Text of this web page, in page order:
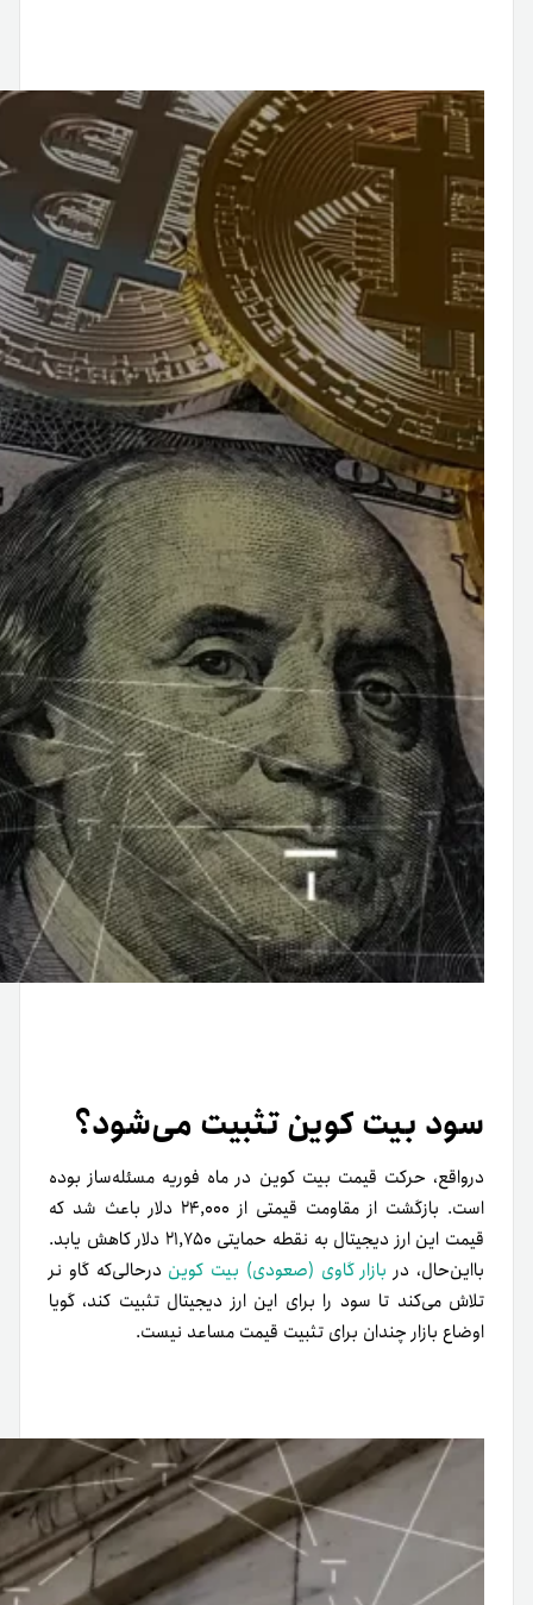
سود بیت کوین تثبیت می‌شود؟
در‌واقع، حرکت قیمت بیت کوین در ماه فوریه مسئله‌ساز بوده
است. بازگشت از مقاومت قیمتی از ۲۴,۰۰۰ دلار باعث شد که
قیمت این ارز دیجیتال به نقطه حمایتی ۲۱,۷۵۰ دلار کاهش یابد.
با‌این‌حال، در بازار گاوی (صعودی) بیت کوین در‌حالی‌که گاو نر
تلاش می‌کند تا سود را برای این ارز دیجیتال تثبیت کند، گویا
اوضاع بازار چندان برای تثبیت قیمت مساعد نیست.